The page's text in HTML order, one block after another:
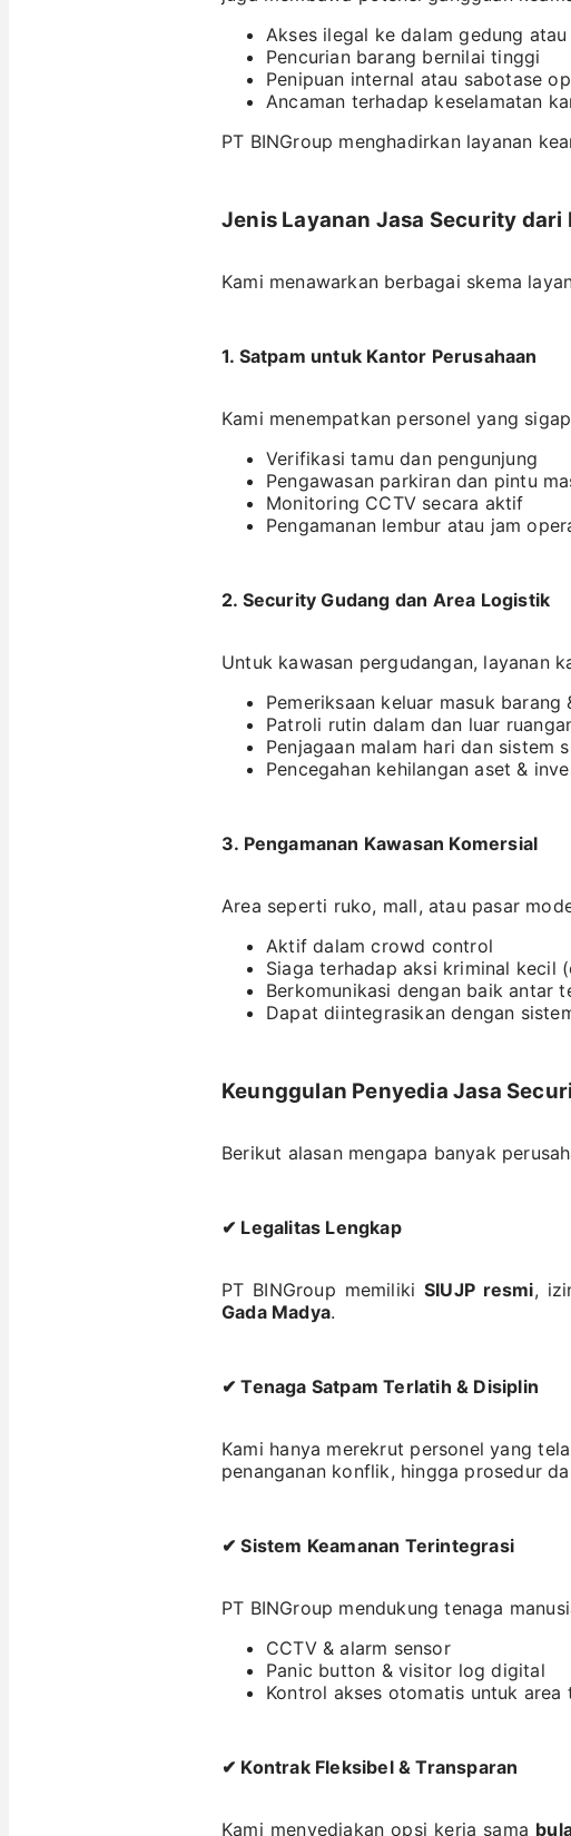
Akses ilegal ke dalam gedung
Pencurian barang bernilai tinggi
Penipuan internal atau sabotase
Ancaman terhadap keselamatan
PT BINGroup menghadirkan layanan
Jenis Layanan Jasa Security dari
Kami menawarkan berbagai skema
1. Satpam untuk Kantor Perusahaan
Kami menempatkan personel yang
Verifikasi tamu dan pengunjung
Pengawasan parkiran dan pintu
Monitoring CCTV secara aktif
Pengamanan lembur atau jam
2. Security Gudang dan Area Logistik
Untuk kawasan pergudangan, layanan
Pemeriksaan keluar masuk barang
Patroli rutin dalam dan luar
Penjagaan malam hari dan sistem
Pencegahan kehilangan aset &
3. Pengamanan Kawasan Komersial
Area seperti ruko, mall, atau pasar
Aktif dalam crowd control
Siaga terhadap aksi kriminal kecil
Berkomunikasi dengan baik antar
Dapat diintegrasikan dengan
Keunggulan Penyedia Jasa
Berikut alasan mengapa banyak
✔ Legalitas Lengkap
PT BINGroup memiliki SIUJP resmi,
Gada Madya.
✔ Tenaga Satpam Terlatih & Disiplin
Kami hanya merekrut personel yang
penanganan konflik, hingga prosedur
✔ Sistem Keamanan Terintegrasi
PT BINGroup mendukung tenaga
CCTV & alarm sensor
Panic button & visitor log digital
Kontrol akses otomatis untuk area
✔ Kontrak Fleksibel & Transparan
Kami menyediakan opsi kerja sama